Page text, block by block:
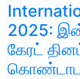
2025:
கேரட்